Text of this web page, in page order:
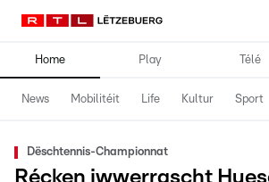
Home Play Télé
News Mobilitéit Life Kultur Sport
Dëschtennis-Championnat
Récken iwwerrascht